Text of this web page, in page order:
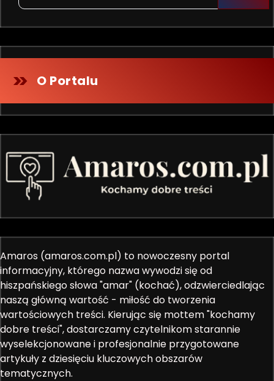
O Portalu
Amaros (amaros.com.pl) to nowoczesny portal
informacyjny, którego nazwa wywodzi się od
hiszpańskiego słowa "amar" (kochać), odzwierciedlając
naszą główną wartość - miłość do tworzenia
wartościowych treści. Kierując się mottem "kochamy
dobre treści", dostarczamy czytelnikom starannie
wyselekcjonowane i profesjonalnie przygotowane
artykuły z dziesięciu kluczowych obszarów
tematycznych.